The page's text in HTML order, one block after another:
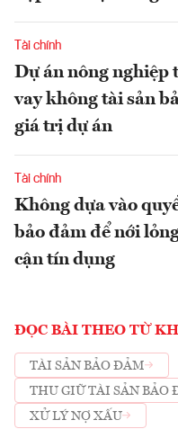
Tài chính
Dự án nông nghiệp
vay không tài sản
giá trị dự án
Tài chính
Không dựa vào
bảo đảm để nới
cận tín dụng
ĐỌC BÀI THEO TỪ
TÀI SẢN BẢO ĐẢM
THU GIỮ TÀI SẢN BẢO
XỬ LÝ NỢ XẤU